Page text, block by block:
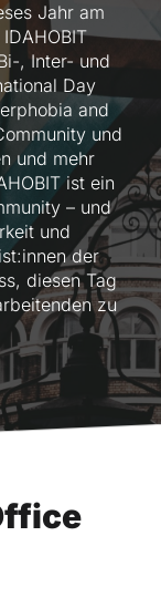
Jahr am
, Inter- und
Day
and
und
und mehr
ist ein
– und
und
der
diesen Tag
zu